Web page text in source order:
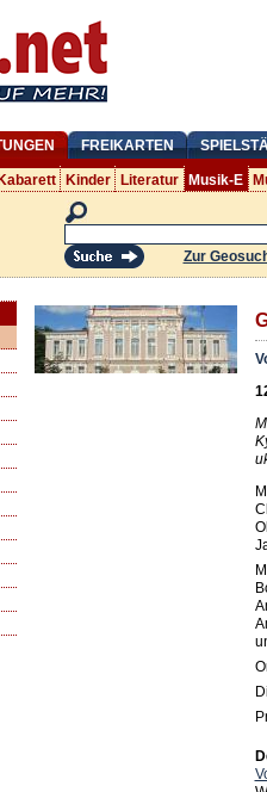
FREIKARTEN
Kinder Literatur Musik-E
Zur